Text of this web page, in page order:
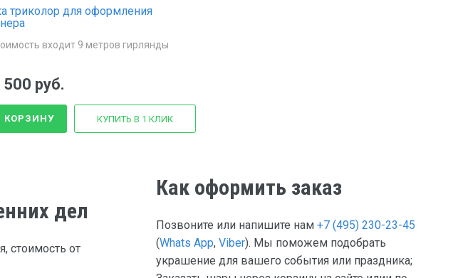
триколор для оформления
входит 9 метров гирлянды
500 руб.
КОРЗИНУ КУПИТЬ В 1 КЛИК
дел
стоимость от
Как оформить заказ
Позвоните или напишите нам +7 (495) 230-23-45
(Whats App, Viber). Мы поможем подобрать
украшение для вашего события или праздника;